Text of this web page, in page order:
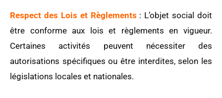
Respect des Lois et Règlements : L’objet social doit
être conforme aux lois et règlements en vigueur.
Certaines activités peuvent nécessiter des
autorisations spécifiques ou être interdites, selon les
législations locales et nationales.